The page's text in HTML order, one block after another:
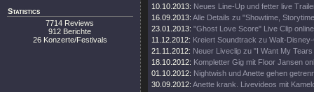
Statistics
7714 Reviews
912 Berichte
26 Konzerte/Festivals
10.10.2013: Neues Line-Up und fetter live
16.09.2013: Alle Details zu "Showtime,
23.01.2013: "Ghost Love Score" Live Clip
11.12.2012: Kreiert Soundtrack zu Walt-
21.11.2012: Neuer Liveclip zu "I Want My
18.10.2012: Kompletter Gig mit Floor Jansen
01.10.2012: Nightwish und Anette gehen
30.09.2012: Anette krank. Livevideos mit